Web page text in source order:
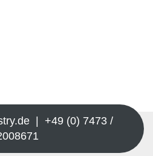
| +49 (0) 7473 /